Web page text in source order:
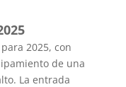
2025, con
de una
La entrada